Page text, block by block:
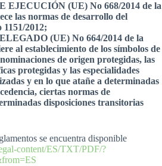
EJECUCIÓN (UE) No 668/2014 de la
las normas de desarrollo del
2012;
(UE) No 664/2014 de la
al establecimiento de los símbolos de
de origen protegidas, las
protegidas y las especialidades
y en lo que atañe a determinadas
ciertas normas de
disposiciones transitorias
se encuentra disponible
content/ES/TXT/PDF/?